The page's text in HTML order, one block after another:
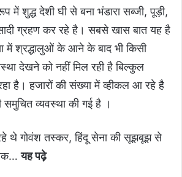
में शुद्ध देशी घी से बना भंडारा सब्जी, पूड़ी,
ग्रहण कर रहे है। सबसे खास बात यह है
में श्रद्धालुओं के आने के बाद भी किसी
देखने को नहीं मिल रही है बिल्कुल
है। हजारों की संख्या में व्हीकल आ रहे है
समुचित व्यवस्था की गई है ।
थे गोवंश तस्कर, हिंदू सेना की सूझबूझ से
…यह पढ़े